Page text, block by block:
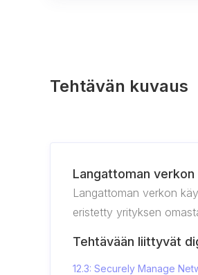
Tehtävän kuvaus
Langattoman verkon
Langattoman verkon
eristetty yrityksen
Tehtävään liittyvät
12.3: Securely Manage